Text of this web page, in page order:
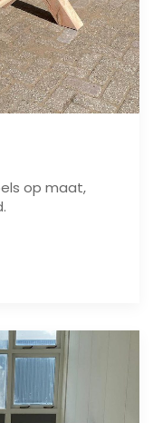
op maat,